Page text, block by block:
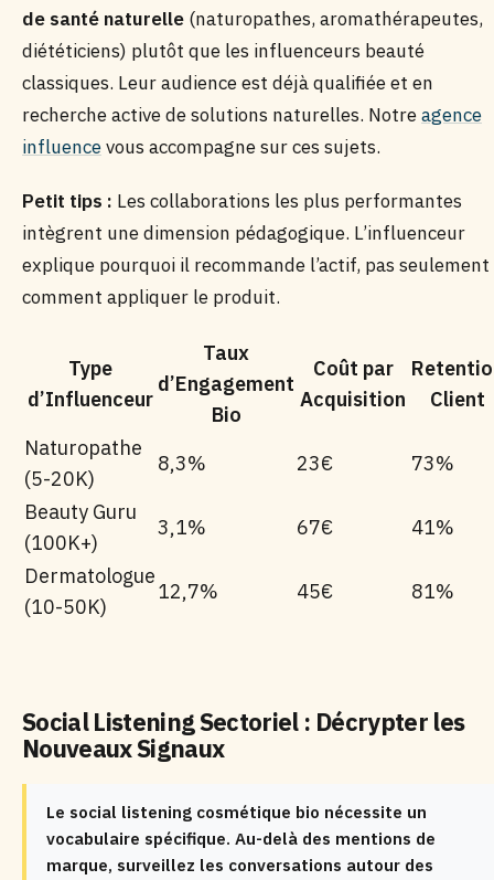
de santé naturelle (naturopathes, aromathérapeutes,
diététiciens) plutôt que les influenceurs beauté
classiques. Leur audience est déjà qualifiée et en
recherche active de solutions naturelles. Notreagence
influencevous accompagne sur ces sujets.
Petit tips : Les collaborations les plus performantes
intègrent une dimension pédagogique. L’influenceur
explique pourquoi il recommande l’actif, pas seulement
comment appliquer le produit.
Type
d’Influenceur
Taux
d’Engagement
Bio
Coût par
Acquisition
Client
Naturopathe
(5-20K)
8,3% 23€
73%
Beauty Guru
(100K+)
3,1% 67€
41%
Dermatologue
(10-50K)
12,7% 45€ 81%
Social Listening Sectoriel : Décrypter les
Nouveaux Signaux
Le social listening cosmétique bio nécessite un
vocabulaire spécifique. Au-delà des mentions de
marque, surveillez les conversations autour des